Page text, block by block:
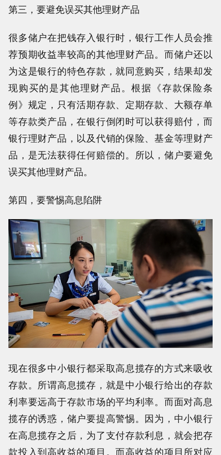
第三，要避免误买其他理财产品
很多储户在把钱存入银行时，银行工作人员会推
荐预期收益率较高的其他理财产品。而储户还以
为这是银行的特色存款，就同意购买，结果却发
现购买的是其他理财产品。根据《存款保险条
例》规定，只有活期存款、定期存款、大额存单
等存款类产品，在银行倒闭时可以获得赔付，而
银行理财产品，以及代销的保险、基金等理财产
品，是无法获得任何赔偿的。所以，储户要避免
误买其他理财产品。
第四，要警惕高息陷阱
现在很多中小银行都采取高息揽存的方式来吸收
存款。所谓高息揽存，就是中小银行给出的存款
利率要远高于存款市场的平均利率。而面对高息
揽存的诱惑，储户要提高警惕。因为，中小银行
在高息揽存之后，为了支付存款利息，就会把存
款投入到高收益的项目。而高收益的项目所对应